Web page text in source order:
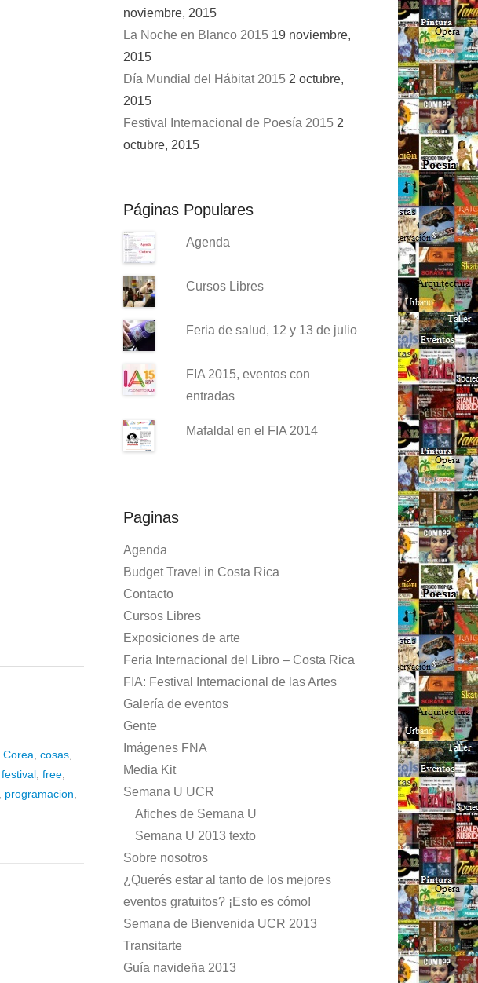
Corea cosas
festival free
programacion
noviembre, 2015
La Noche en Blanco 2015 19 noviembre,
2015
Día Mundial del Hábitat 2015 2 octubre,
2015
Festival Internacional de Poesía 2015 2
octubre, 2015
Páginas Populares
Agenda
Cursos Libres
Feria de salud, 12 y 13 de julio
FIA 2015, eventos con
entradas
Mafalda! en el FIA 2014
Paginas
Agenda
Budget Travel in Costa Rica
Contacto
Cursos Libres
Exposiciones de arte
Feria Internacional del Libro – Costa Rica
FIA: Festival Internacional de las Artes
Galería de eventos
Gente
Imágenes FNA
Media Kit
Semana U UCR
Afiches de Semana U
Semana U 2013 texto
Sobre nosotros
¿Querés estar al tanto de los mejores
eventos gratuitos? ¡Esto es cómo!
Semana de Bienvenida UCR 2013
Transitarte
Guía navideña 2013